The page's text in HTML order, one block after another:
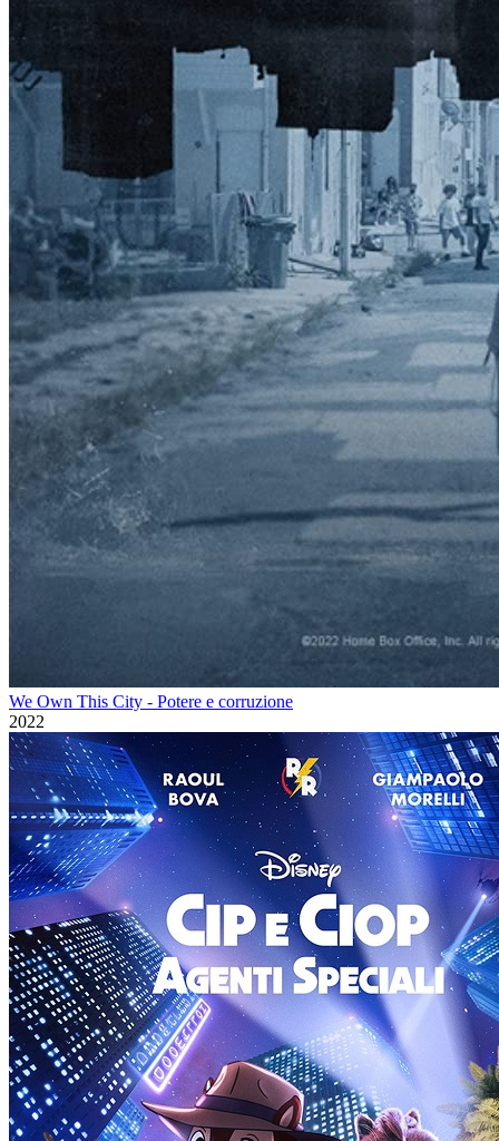
We Own This City - Potere e corruzione
2022